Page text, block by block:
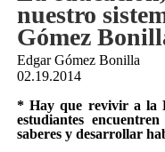
nuestro
Gómez
Edgar Gómez Bonilla
02.19.2014
* Hay que revivir a la
estudiantes
saberes y desarrollar